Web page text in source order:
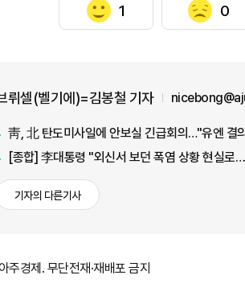
1 0
뤼셀(벨기에)=김봉철 기자
靑, 北 탄도미사일에 안보실 긴급회의…"유엔 결
[종합] 李대통령 "외신서 보던 폭염 상황 현실로
기자의 다른기사
경제. 무단전재·재배포 금지